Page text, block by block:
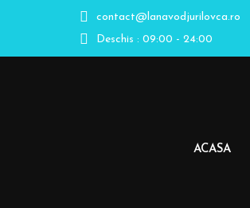
contact@lanavodjurilovca.ro
Deschis : 09:00 - 24:00
ACASA